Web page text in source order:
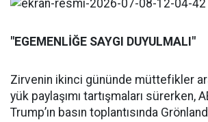
"EGEMENLİĞE SAYGI DUYULMALI"
Zirvenin ikinci gününde müttefikler
yük paylaşımı tartışmaları sürerken,
Trump’ın basın toplantısında